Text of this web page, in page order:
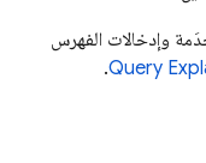
وإدخالات الفهرس
Query
.